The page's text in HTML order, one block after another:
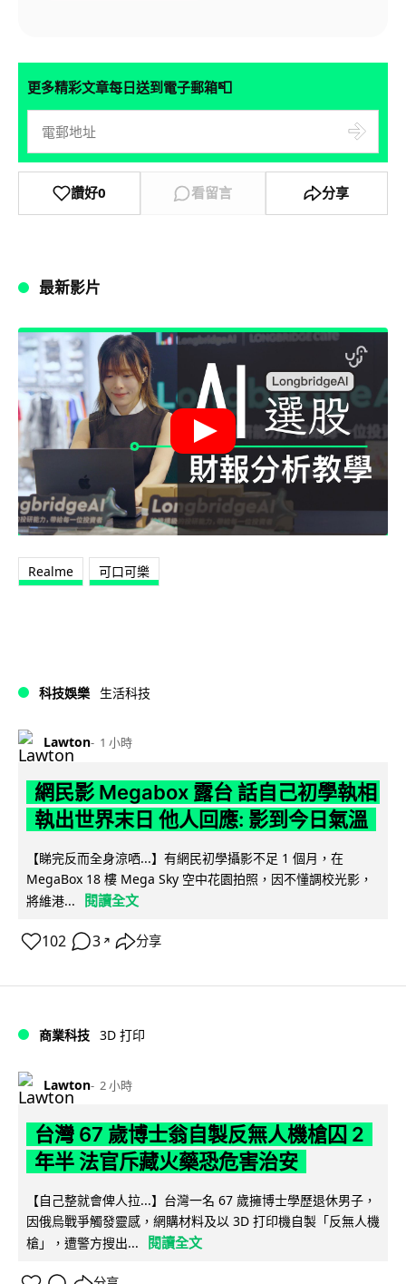
更多精彩文章每日送到電子郵箱📮
讚好0 看留言 分享
最新影片
Realme 可口可樂
科技娛樂 生活科技
Lawton 1 小時
網民影 Megabox 露台 話自己初學執相
執出世界末日 他人回應: 影到今日氣溫
【睇完反而全身涼哂...】有網民初學攝影不足 1 個月，在
MegaBox 18 樓 Mega Sky 空中花園拍照，因不懂調校光影，
將維港...
閱讀全文
102 3 ↗ 分享
商業科技 3D 打印
Lawton 2 小時
台灣 67 歲博士翁自製反無人機槍囚 2
年半 法官斥藏火藥恐危害治安
【自己整就會俾人拉...】台灣一名 67 歲擁博士學歷退休男子，
因俄烏戰爭觸發靈感，網購材料及以 3D 打印機自製「反無人機
槍」，遭警方搜出...
閱讀全文